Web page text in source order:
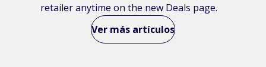
retailer anytime on the new Deals page.
Ver más artículos